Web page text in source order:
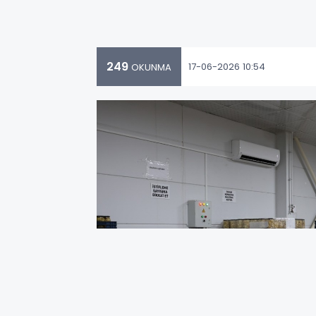
249 OKUNMA 17-06-2026 10:54